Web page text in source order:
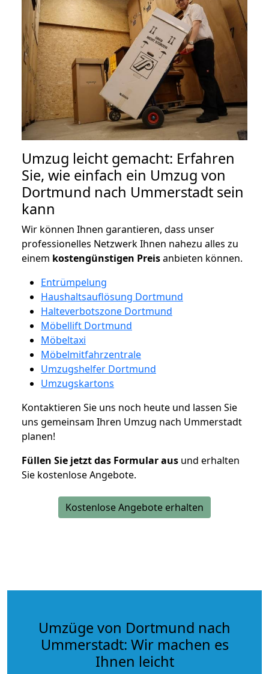
Umzug leicht gemacht: Erfahren
Sie, wie einfach ein Umzug von
Dortmund nach Ummerstadt sein
kann
Wir können Ihnen garantieren, dass unser
professionelles Netzwerk Ihnen nahezu alles zu
einem kostengünstigen Preisanbieten können.
Entrümpelung
Haushaltsauflösung Dortmund
Halteverbotszone Dortmund
Möbellift Dortmund
Möbeltaxi
Möbelmitfahrzentrale
Umzugshelfer Dortmund
Umzugskartons
Kontaktieren Sie uns noch heute und lassen Sie
uns gemeinsam Ihren Umzug nach Ummerstadt
planen!
Füllen Sie jetzt das Formular aus und erhalten
Sie kostenlose Angebote.
Kostenlose Angebote erhalten
Umzüge von Dortmund nach
Ummerstadt: Wir machen es
Ihnen leicht